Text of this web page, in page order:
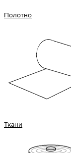
Полотно
Ткани